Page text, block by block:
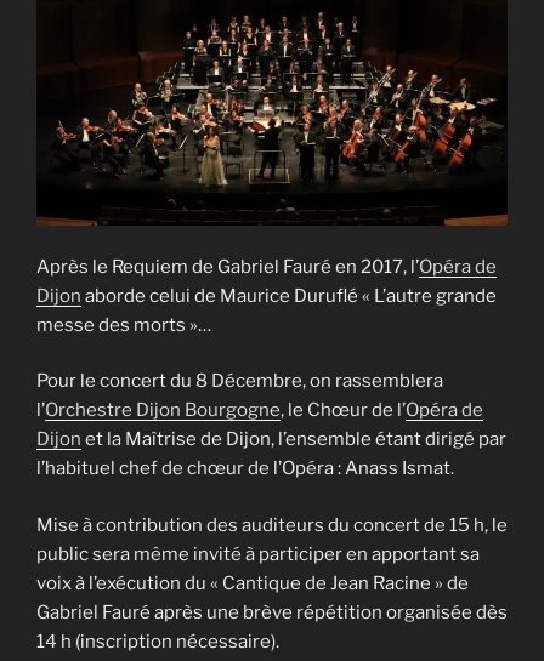
Après le Requiem de Gabriel Fauré en 2017, l’Opéra de
Dijon aborde celui de Maurice Duruflé « L’autre grande
messe des morts »…
Pour le concert du 8 Décembre, on rassemblera
l’Orchestre Dijon Bourgogne, le Chœur de l’Opéra de
Dijon et la Maîtrise de Dijon, l’ensemble étant dirigé par
l’habituel chef de chœur de l’Opéra : Anass Ismat.
Mise à contribution des auditeurs du concert de 15 h, le
public sera même invité à participer en apportant sa
voix à l’exécution du « Cantique de Jean Racine » de
Gabriel Fauré après une brève répétition organisée dès
14 h (inscription nécessaire).